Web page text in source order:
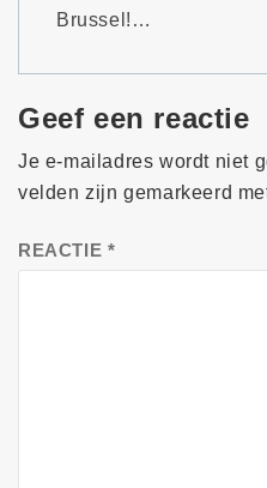
Brussel!…
Geef een reactie
Je e-mailadres wordt niet
velden zijn gemarkeerd
REACTIE *